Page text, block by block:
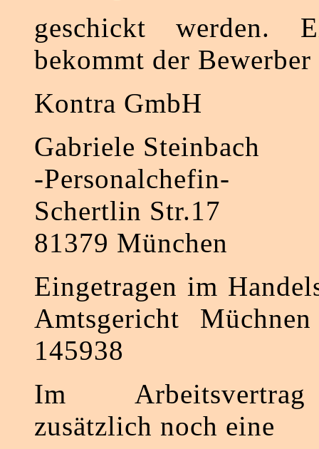
geschickt werden.
bekommt der
Kontra GmbH
Gabriele Steinbach
-Personalchefin-
Schertlin Str.17
81379 München
Eingetragen im
Amtsgericht
145938
Im
zusätzlich noch eine